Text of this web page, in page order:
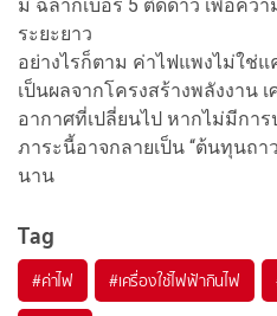
มี ฉลากเบอร์ 5 ติดดาว เพื่อคว
ระยะยาว
อย่างไรก็ตาม ค่าไฟแพงไม่ใช่แ
เป็นผลจากโครงสร้างพลังงาน
อากาศที่เปลี่ยนไป หากไม่มีการ
ภาระนี้อาจกลายเป็น “ต้นทุนถ
นาน
Tag
#ค่าไฟ #เครื่องใช้ไฟฟ้ากินไฟ